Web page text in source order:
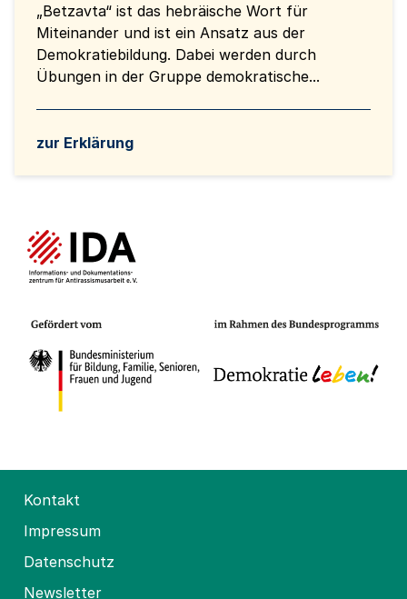
„Betzavta“ ist das hebräische Wort für
Miteinander und ist ein Ansatz aus der
Demokratiebildung. Dabei werden durch
Übungen in der Gruppe demokratische...
zur Erklärung
Kontakt
Impressum
Datenschutz
Newsletter